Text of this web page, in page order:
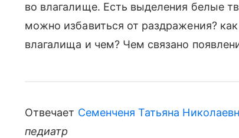
во влагалище. Есть выделения белые
можно избавиться от раздражения?
влагалища и чем? Чем связано
Отвечает Семенченя Татьяна
педиатр